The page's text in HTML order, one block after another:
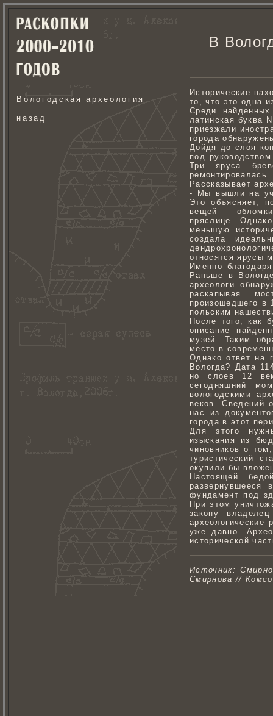
Вологодская археология
назад
В
Исторические
то, что это одна
Среди
латинская буква
приезжали
города
Дойдя до слоя
под
Три яруса
ремонтировалась.
Рассказывает
- Мы вышли на
Это объясняет,
вещей –
пряслице.
меньшую
создала
относятся ярусы
Именно
Раньше в
археологи
раскапывая
произошедшего в
польским
После того, как
описание
музей. Таким
место в
Однако ответ на
Вологда? Дата
но слоев 12
сегодняшний
вологодскими
веков. Сведений
нас из
города в этот
Для этого
изыскания из
чиновников о
туристический
окупили бы
Настоящей
развернувшееся
фундамент под
При этом
закону
археологические
уже давно.
исторической
Источник:
Смирнова //